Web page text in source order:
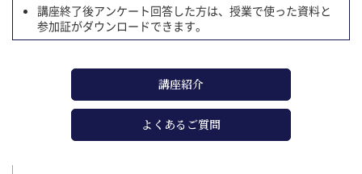
講座終了後アンケート回答した方は、授業で使った資料と
参加証がダウンロードできます。
講座紹介
よくあるご質問